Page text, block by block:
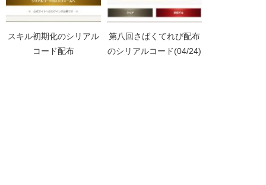
スキル初期化のシリアル
コード配布
第八回さばくてれび配布
のシリアルコード(04/24)